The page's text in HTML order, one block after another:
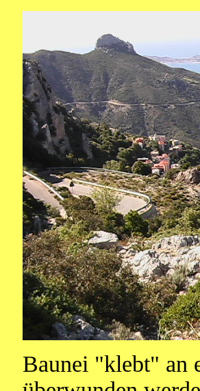
Baunei "klebt" an